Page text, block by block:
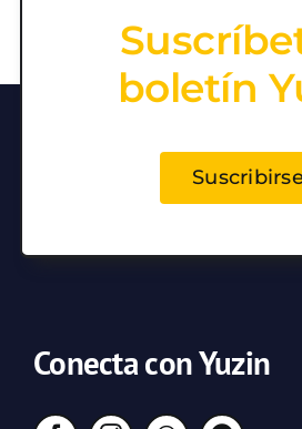
boletín
Conecta con Yuzin